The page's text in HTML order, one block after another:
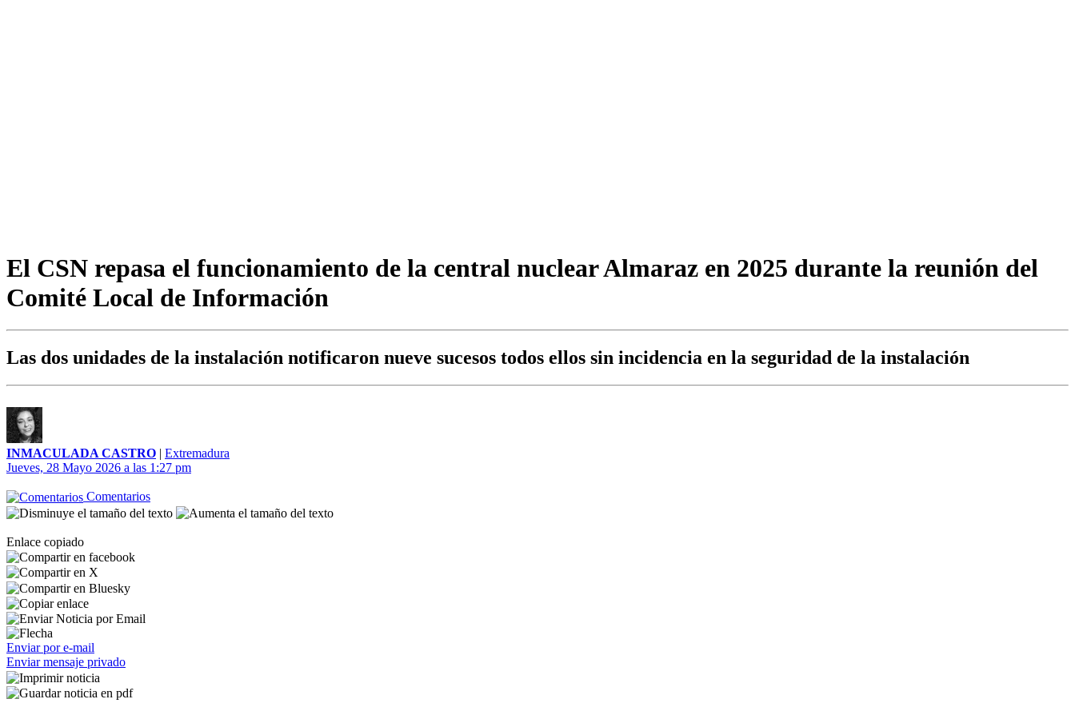
El CSN repasa el funcionamiento de la central nuclear Almaraz en 2025 durante la reunión del
Comité Local de Información
Las dos unidades de la instalación notificaron nueve sucesos todos ellos sin incidencia en la seguridad de la instalación
INMACULADA CASTRO | Extremadura
Jueves, 28 Mayo 2026 a las 1:27 pm
Comentarios
Enlace copiado
Enviar por e-mail
Enviar mensaje privado